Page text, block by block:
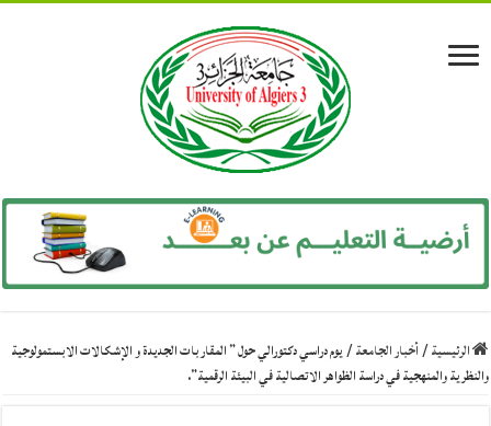
الرئيسية/أخبار الجامعة/يوم دراسي دكتورالي حول ” المقاربات الجديدة و الإشكالات الابستمولوجية
والنظرية والمنهجية في دراسة الظواهر الاتصالية في البيئة الرقمية”.